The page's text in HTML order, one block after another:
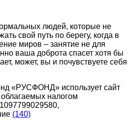
людей, которые не
свой путь по берегу, когда в
миров – занятие не для
ваша доброта спасет хотя бы
может, вы и почувствуете себя
«РУСФОНД» использует сайт
налогом
(140)